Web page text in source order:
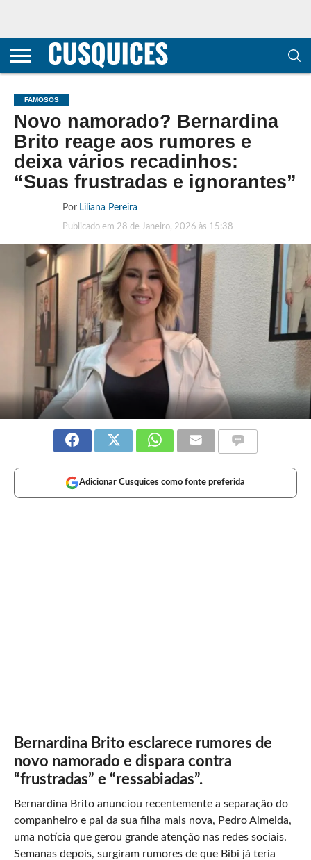
CONTACTOS
HOME
POLÍTICA DE
E COOKIES
SOBRE
TERMOS E
TRANSPARÊNCIA
METODOLOGIA
FAMOSOS
Novo namorado? Bernardina
Brito reage aos rumores e
deixa vários recadinhos:
“Suas frustradas e ignorantes”
Por Liliana Pereira
Publicado em 28 de Janeiro, 2026 às 15:38
Adicionar Cusquices como fonte preferida
Bernardina Brito esclarece rumores de
novo namorado e dispara contra
“frustradas” e “ressabiadas”.
Bernardina Brito anunciou recentemente a separação do
companheiro e pai da sua filha mais nova, Pedro Almeida,
uma notícia que gerou grande atenção nas redes sociais.
Semanas depois, surgiram rumores de que Bibi já teria